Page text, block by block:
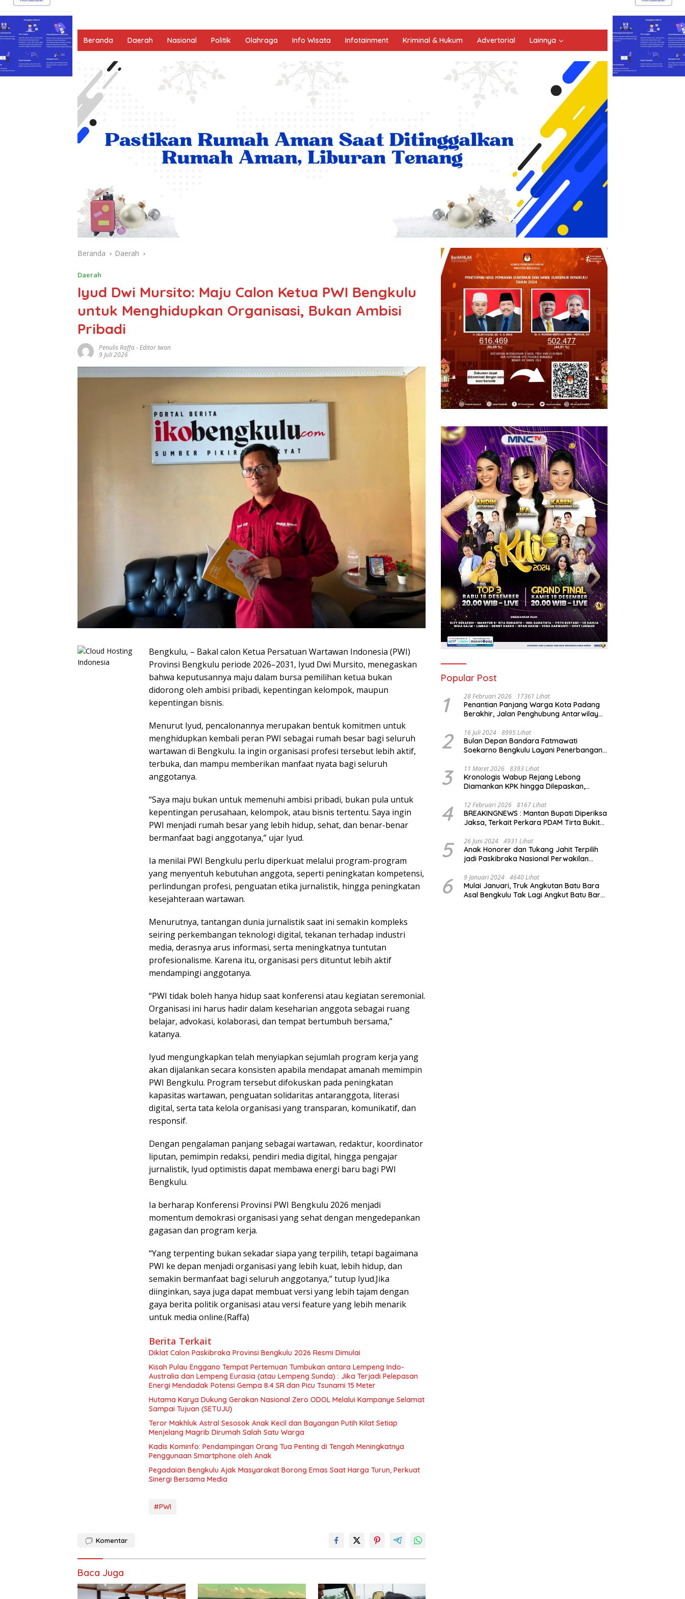
Beranda Daerah Nasional Politik Olahraga Info Wisata Infotainment Kriminal & Hukum Advertorial Lainnya
Beranda Daerah
Daerah
Iyud Dwi Mursito: Maju Calon Ketua PWI Bengkulu
untuk Menghidupkan Organisasi, Bukan Ambisi
Pribadi
Penulis Raffa - Editor Iwan
9 Juli 2026
Bengkulu, – Bakal calon Ketua Persatuan Wartawan Indonesia (PWI)
Provinsi Bengkulu periode 2026–2031, Iyud Dwi Mursito, menegaskan
bahwa keputusannya maju dalam bursa pemilihan ketua bukan
didorong oleh ambisi pribadi, kepentingan kelompok, maupun
kepentingan bisnis.
Menurut Iyud, pencalonannya merupakan bentuk komitmen untuk
menghidupkan kembali peran PWI sebagai rumah besar bagi seluruh
wartawan di Bengkulu. Ia ingin organisasi profesi tersebut lebih aktif,
terbuka, dan mampu memberikan manfaat nyata bagi seluruh
anggotanya.
“Saya maju bukan untuk memenuhi ambisi pribadi, bukan pula untuk
kepentingan perusahaan, kelompok, atau bisnis tertentu. Saya ingin
PWI menjadi rumah besar yang lebih hidup, sehat, dan benar-benar
bermanfaat bagi anggotanya,” ujar Iyud.
Ia menilai PWI Bengkulu perlu diperkuat melalui program-program
yang menyentuh kebutuhan anggota, seperti peningkatan kompetensi,
perlindungan profesi, penguatan etika jurnalistik, hingga peningkatan
kesejahteraan wartawan.
Menurutnya, tantangan dunia jurnalistik saat ini semakin kompleks
seiring perkembangan teknologi digital, tekanan terhadap industri
media, derasnya arus informasi, serta meningkatnya tuntutan
profesionalisme. Karena itu, organisasi pers dituntut lebih aktif
mendampingi anggotanya.
“PWI tidak boleh hanya hidup saat konferensi atau kegiatan seremonial.
Organisasi ini harus hadir dalam keseharian anggota sebagai ruang
belajar, advokasi, kolaborasi, dan tempat bertumbuh bersama,”
katanya.
Iyud mengungkapkan telah menyiapkan sejumlah program kerja yang
akan dijalankan secara konsisten apabila mendapat amanah memimpin
PWI Bengkulu. Program tersebut difokuskan pada peningkatan
kapasitas wartawan, penguatan solidaritas antaranggota, literasi
digital, serta tata kelola organisasi yang transparan, komunikatif, dan
responsif.
Dengan pengalaman panjang sebagai wartawan, redaktur, koordinator
liputan, pemimpin redaksi, pendiri media digital, hingga pengajar
jurnalistik, Iyud optimistis dapat membawa energi baru bagi PWI
Bengkulu.
Ia berharap Konferensi Provinsi PWI Bengkulu 2026 menjadi
momentum demokrasi organisasi yang sehat dengan mengedepankan
gagasan dan program kerja.
“Yang terpenting bukan sekadar siapa yang terpilih, tetapi bagaimana
PWI ke depan menjadi organisasi yang lebih kuat, lebih hidup, dan
semakin bermanfaat bagi seluruh anggotanya,” tutup Iyud.Jika
diinginkan, saya juga dapat membuat versi yang lebih tajam dengan
gaya berita politik organisasi atau versi feature yang lebih menarik
untuk media online.(Raffa)
Berita Terkait
Diklat Calon Paskibraka Provinsi Bengkulu 2026 Resmi Dimulai
Kisah Pulau Enggano Tempat Pertemuan Tumbukan antara Lempeng Indo-
Australia dan Lempeng Eurasia (atau Lempeng Sunda) : Jika Terjadi Pelepasan
Energi Mendadak Potensi Gempa 8.4 SR dan Picu Tsunami 15 Meter
Hutama Karya Dukung Gerakan Nasional Zero ODOL Melalui Kampanye Selamat
Sampai Tujuan (SETUJU)
Teror Makhluk Astral Sesosok Anak Kecil dan Bayangan Putih Kilat Setiap
Menjelang Magrib Dirumah Salah Satu Warga
Kadis Kominfo: Pendampingan Orang Tua Penting di Tengah Meningkatnya
Penggunaan Smartphone oleh Anak
Pegadaian Bengkulu Ajak Masyarakat Borong Emas Saat Harga Turun, Perkuat
Sinergi Bersama Media
#PWI
Komentar
Baca Juga
Popular Post
1 28 Februari 2026 17361 Lihat
Penantian Panjang Warga Kota Padang
Berakhir, Jalan Penghubung Antarwilayah
2 16 Juli 2024 8995 Lihat
Bulan Depan Bandara Fatmawati
Soekarno Bengkulu Layani Penerbangan
3 11 Maret 2026 8393 Lihat
Kronologis Wabup Rejang Lebong
Diamankan KPK hingga Dilepaskan,
4 12 Februari 2026 8167 Lihat
BREAKINGNEWS : Mantan Bupati Diperiksa
Jaksa, Terkait Perkara PDAM Tirta Bukit
5 26 Juni 2024 4931 Lihat
Anak Honorer dan Tukang Jahit Terpilih
jadi Paskibraka Nasional Perwakilan
6 9 Januari 2024 4640 Lihat
Mulai Januari, Truk Angkutan Batu Bara
Asal Bengkulu Tak Lagi Angkut Batu Bara